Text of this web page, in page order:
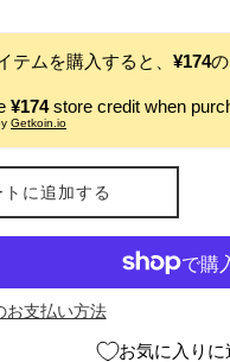
テムを購入すると、 ¥174
¥174store credit when
Getkoin.io
に追加する
お支払い方法
お気に入りに